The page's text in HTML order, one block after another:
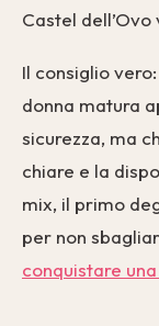
Castel
Il consiglio
donna matura
sicurezza, ma
chiare e la
mix, il primo
per non
conquistare